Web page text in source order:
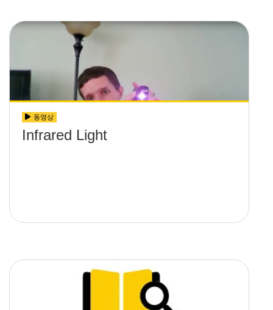
동영상
Infrared Light